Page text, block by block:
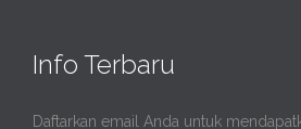
Info Terbaru
Daftarkan email Anda untuk